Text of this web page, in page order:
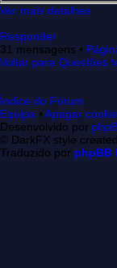
Ver mais detalhes
Responder
31 mensagens •
Voltar para Questões
Índice do Fórum
Equipa • Apagar
Desenvolvido por
© DarkFX style
Traduzido por phpBB